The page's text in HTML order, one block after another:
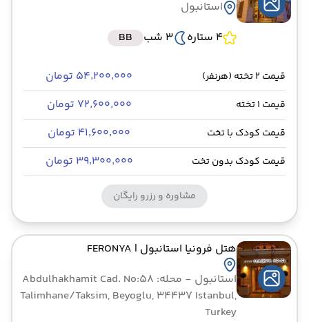
استانبول
4 ستاره
3 شب BB
قیمت 2 تخته (هرنفر) ۵۴٬۲۰۰٬۰۰۰ تومان
قیمت 1 تخته ۷۲٬۶۰۰٬۰۰۰ تومان
قیمت کودک با تخت ۴۱٬۶۰۰٬۰۰۰ تومان
قیمت کودک بدون تخت ۳۹٬۳۰۰٬۰۰۰ تومان
مشاوره و رزرو رایگان
هتل فرونیا استانبول | FERONYA
استانبول
- محله: Abdulhakhamit Cad. No:58
Talimhane/Taksim, Beyoglu, 34437 Istanbul,
Turkey